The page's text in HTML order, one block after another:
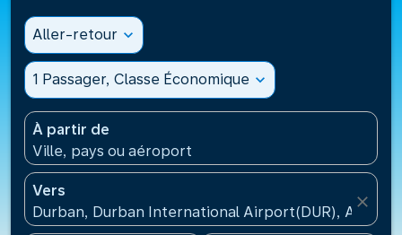
Aller-retour expand_more
1 Passager, Classe Économique expand_more
À partir de
Ville, pays ou aéroport
Vers
Durban, Durban International Airport(DUR), Afrique
close